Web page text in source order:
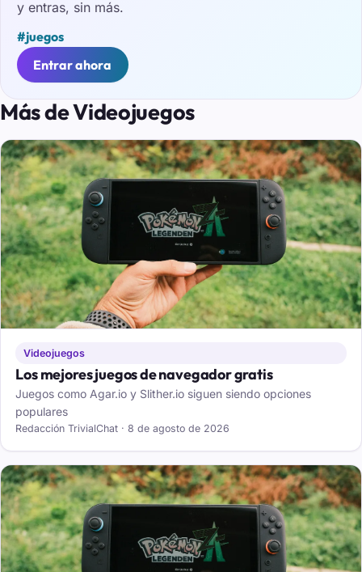
y entras, sin más.
#juegos
Entrar ahora
Más de Videojuegos
Videojuegos
Los mejores juegos de navegador gratis
Juegos como Agar.io y Slither.io siguen siendo opciones
populares
Redacción TrivialChat · 8 de agosto de 2026